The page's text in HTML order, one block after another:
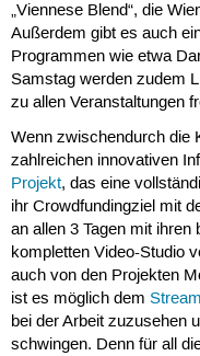
„Viennese Blend“, die
Außerdem gibt es auch
Programmen wie etwa
Samstag werden zudem
zu allen Veranstaltungen
Wenn zwischendurch die
zahlreichen innovativen
Projekt, das eine
ihr Crowdfundingziel mit
an allen 3 Tagen mit ihren
kompletten Video-Studio
auch von den Projekten
ist es möglich dem
bei der Arbeit zuzusehen
schwingen. Denn für all